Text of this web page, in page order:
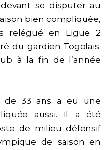
se disputer au
bien compliquée,
relégué en Ligue 2
du gardien Togolais.
à la fin de l’année
de 33 ans a eu une
aussi. Il a été
de milieu défensif
de saison en